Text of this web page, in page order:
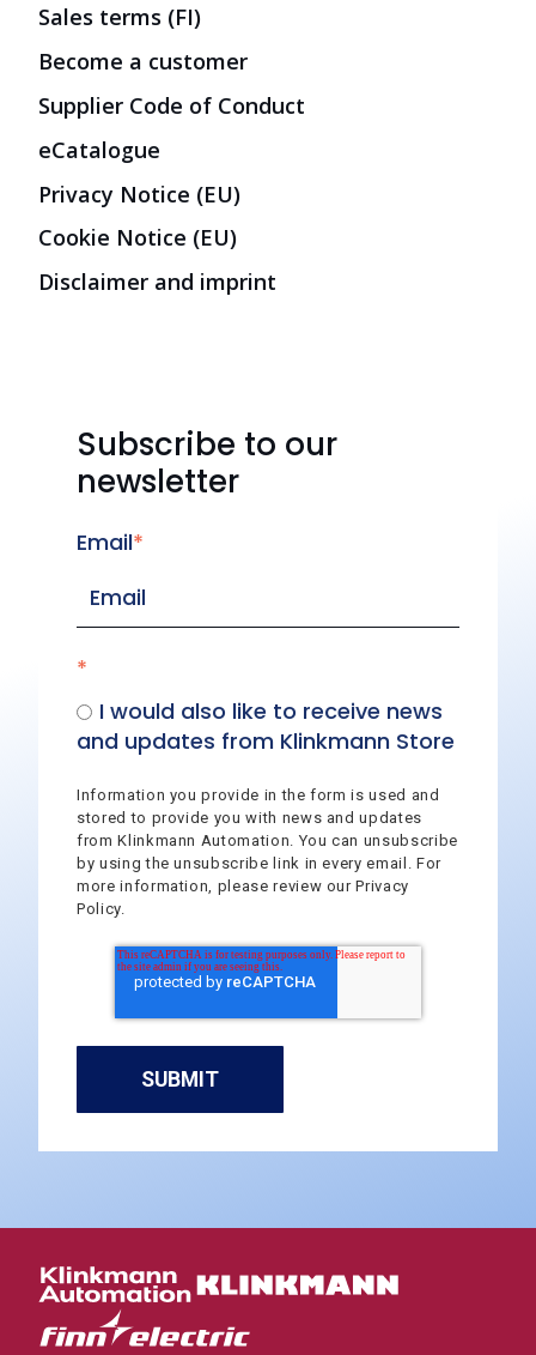
Sales terms (FI)
Become a customer
Supplier Code of Conduct
eCatalogue
Privacy Notice (EU)
Cookie Notice (EU)
Disclaimer and imprint
Subscribe to our
newsletter
Email*
*
I would also like to receive news
and updates from Klinkmann Store
Information you provide in the form is used and
stored to provide you with news and updates
from Klinkmann Automation. You can unsubscribe
by using the unsubscribe link in every email. For
more information, please review our Privacy
Policy.